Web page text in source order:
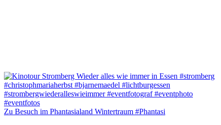
Zu Besuch im Phantasialand Wintertraum #Phantasi